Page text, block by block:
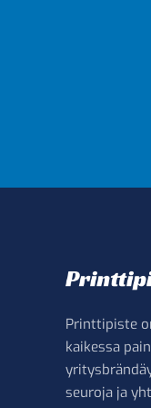
Printtipiste
kaikessa
seuroja ja